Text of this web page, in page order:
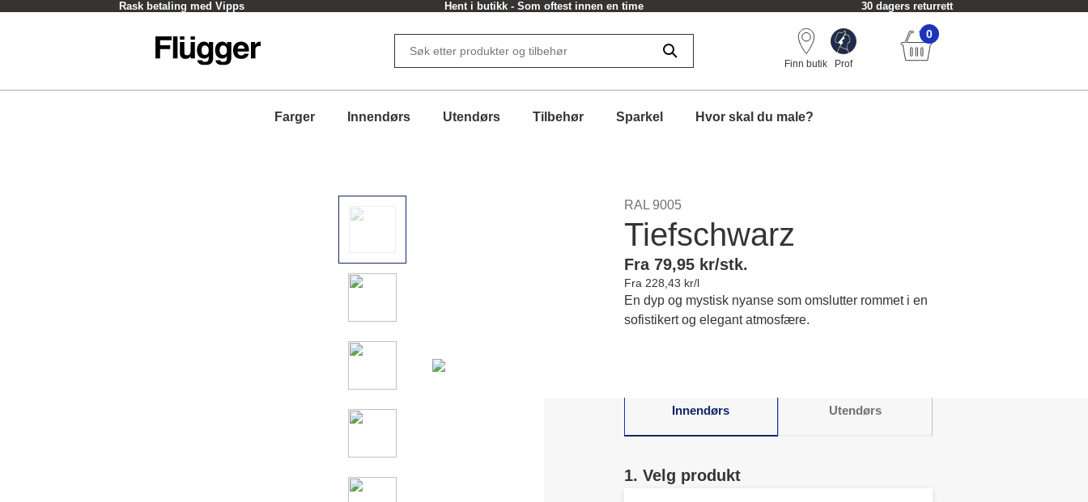
Rask betaling med Vipps Hent i butikk - Som oftest innen en time 30 dagers returrett
Finn butik Prof
0
Farger Innendørs Utendørs Tilbehør Sparkel Hvor skal du male?
RAL 9005
Tiefschwarz
Fra 79,95 kr/stk.
Fra 228,43 kr/l
En dyp og mystisk nyanse som omslutter rommet i en
sofistikert og elegant atmosfære.
Innendørs Utendørs
1. Velg produkt